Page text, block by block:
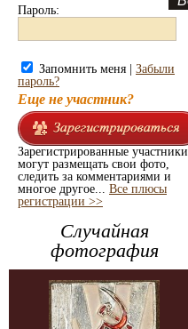
Пароль:
Запомнить меня | Забыли
пароль?
Еще не участник?
Зарегистрированные участники
могут размещать свои фото,
следить за комментариями и
многое другое... Все плюсы
регистрации >>
Случайная
фотография